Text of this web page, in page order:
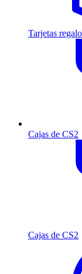
Tarjetas regalo
Cajas de CS2
Cajas de CS2